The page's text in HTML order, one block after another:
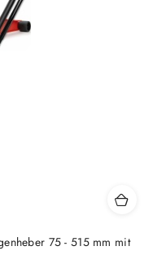
75 - 515 mm mit